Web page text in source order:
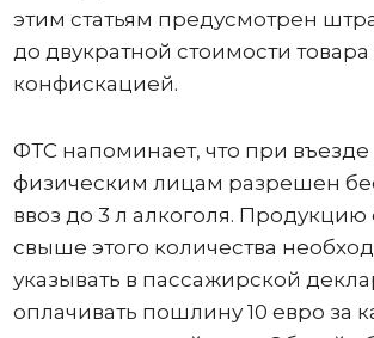
этим статьям предусмотрен
до двукратной стоимости
конфискацией.
ФТС напоминает, что при
физическим лицам разрешен
ввоз до 3 л алкоголя.
свыше этого количества
указывать в пассажирской
оплачивать пошлину 10 евро за